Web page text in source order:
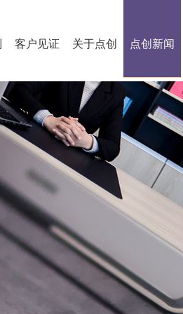
客户见证 关于点创 点创新闻